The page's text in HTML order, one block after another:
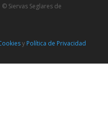
Siervas Seglares de
y Política de Privacidad